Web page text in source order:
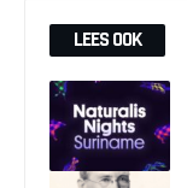
LEES OOK